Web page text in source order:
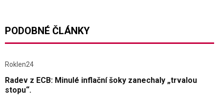
PODOBNÉ ČLÁNKY
Roklen24
Radev z ECB: Minulé inflační šoky zanechaly „trvalou
stopu“.